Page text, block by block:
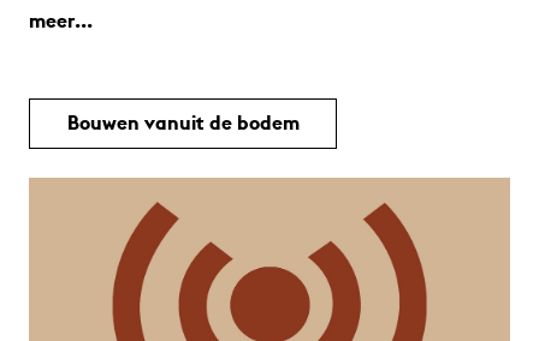
meer...
Bouwen vanuit de bodem